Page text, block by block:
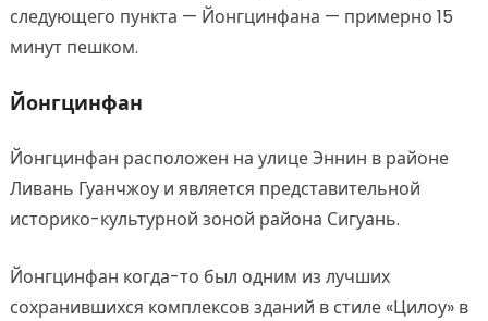
следующего пункта — Йонгцинфана — примерно 15
минут пешком.
Йонгцинфан
Йонгцинфан расположен на улице Эннин в районе
Ливань Гуанчжоу и является представительной
историко-культурной зоной района Сигуань.
Йонгцинфан когда-то был одним из лучших
сохранившихся комплексов зданий в стиле «Цилоу» в